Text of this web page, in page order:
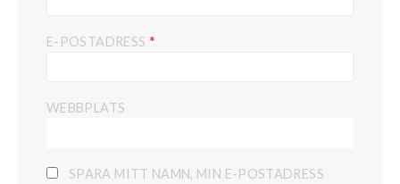
E-POSTADRESS *
WEBBPLATS
SPARA MITT NAMN, MIN E-POSTADRESS